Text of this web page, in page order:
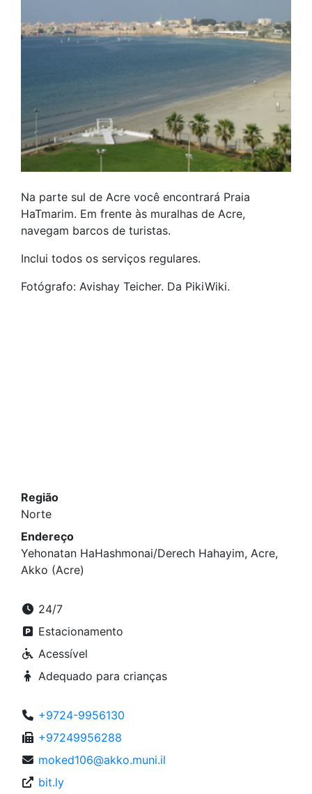
Na parte sul de Acre você encontrará Praia
HaTmarim. Em frente às muralhas de Acre,
navegam barcos de turistas.
Inclui todos os serviços regulares.
Fotógrafo: Avishay Teicher. Da PikiWiki.
Região
Norte
Endereço
Yehonatan HaHashmonai/Derech Hahayim, Acre,
Akko (Acre)
24/7
Estacionamento
Acessível
Adequado para crianças
+9724-9956130
+97249956288
moked106@akko.muni.il
bit.ly